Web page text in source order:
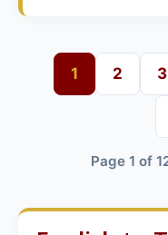
1 2 3
Page 1 of